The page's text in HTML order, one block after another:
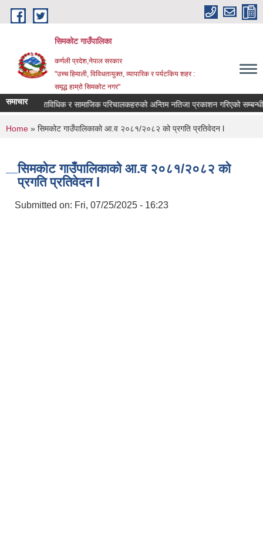
Skip to main content
सिमकोट गाउँपालिका
कर्णली प्रदेश,नेपाल सरकार
"उच्च हिमाली, विविधतायुक्त, व्यापारिक र पर्यटकिय शहर :
समृद्ध हाम्रो सिमकोट नगर"
समाचार वास प्राविधिक र सामाजिक परिचालकहरुको अन्तिम नतिजा प्रकाशन गरिएको
You are here
Home » सिमकोट गाउँपालिकाको आ.व २०८१/२०८२ को प्रगति प्रतिवेदन l
सिमकोट गाउँपालिकाको आ.व २०८१/२०८२ को
प्रगति प्रतिवेदन l
Submitted on: Fri, 07/25/2025 - 16:23